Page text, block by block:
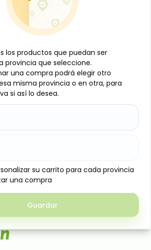
y congelados
180 g, Val
1589
pouch de 180 g ofrece la misma
clásico en un envase práctico y fácil
y snacks, su formato compacto
cantidad necesaria y mantener la
hasta el momento de usarla.
los productos que puedan ser
provincia que seleccione.
una compra podrá elegir otro
misma provincia o en otra, para
si así lo desea.
su carrito para cada provincia
una compra
Guardar
los productos que puedan ser
provincia que seleccione.
una compra podrá elegir otro
misma provincia o en otra, para
si así lo desea.
su carrito para cada provincia
una compra
Guardar